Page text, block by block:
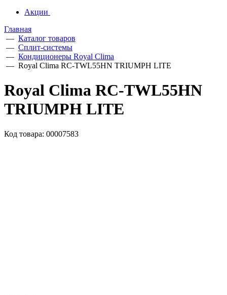
Акции
Главная
— Каталог товаров
— Сплит-системы
— Кондиционеры Royal Clima
— Royal Clima RC-TWL55HN TRIUMPH LITE
Royal Clima RC-TWL55HN
TRIUMPH LITE
Код товара: 00007583